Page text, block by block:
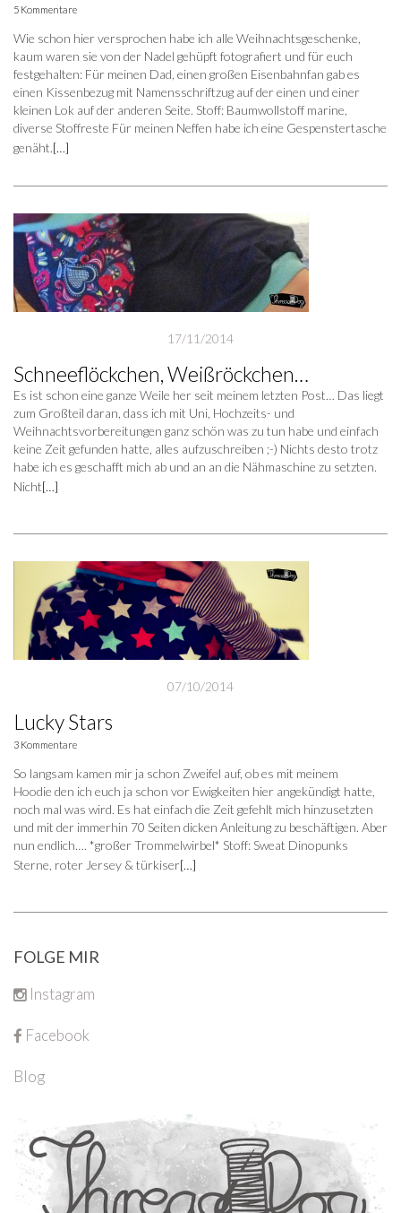
5 Kommentare
Wie schon hier versprochen habe ich alle Weihnachtsgeschenke,
kaum waren sie von der Nadel gehüpft fotografiert und für euch
festgehalten: Für meinen Dad, einen großen Eisenbahnfan gab es
einen Kissenbezug mit Namensschriftzug auf der einen und einer
kleinen Lok auf der anderen Seite. Stoff: Baumwollstoff marine,
diverse Stoffreste Für meinen Neffen habe ich eine Gespenstertasche
genäht.[…]
17/11/2014
Schneeflöckchen, Weißröckchen…
Es ist schon eine ganze Weile her seit meinem letzten Post… Das liegt
zum Großteil daran, dass ich mit Uni, Hochzeits- und
Weihnachtsvorbereitungen ganz schön was zu tun habe und einfach
keine Zeit gefunden hatte, alles aufzuschreiben ;-) Nichts desto trotz
habe ich es geschafft mich ab und an an die Nähmaschine zu setzten.
Nicht[…]
07/10/2014
Lucky Stars
3 Kommentare
So langsam kamen mir ja schon Zweifel auf, ob es mit meinem
Hoodie den ich euch ja schon vor Ewigkeiten hier angekündigt hatte,
noch mal was wird. Es hat einfach die Zeit gefehlt mich hinzusetzten
und mit der immerhin 70 Seiten dicken Anleitung zu beschäftigen. Aber
nun endlich…. *großer Trommelwirbel* Stoff: Sweat Dinopunks
Sterne, roter Jersey & türkiser[…]
FOLGE MIR
Instagram
Facebook
Blog